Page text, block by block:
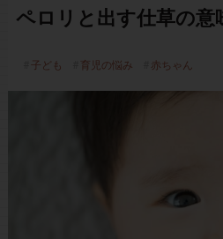
ペロリと出す仕草の意
子ども 育児の悩み 赤ちゃん